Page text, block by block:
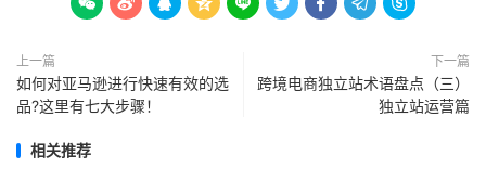
上一篇
如何对亚马逊进行快速有效的选
品?这里有七大步骤！
下一篇
跨境电商独立站术语盘点（三）
独立站运营篇
相关推荐